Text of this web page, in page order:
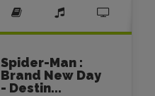
Spider-Man :
Brand New Day
- Destin...